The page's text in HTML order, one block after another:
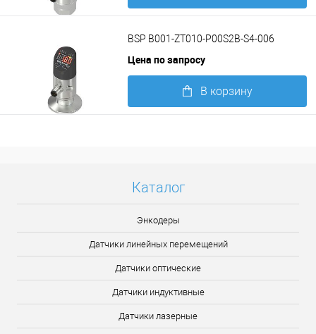
BSP B001-ZT010-P00S2B-S4-006
Цена по запросу
В корзину
Каталог
Энкодеры
Датчики линейных перемещений
Датчики оптические
Датчики индуктивные
Датчики лазерные